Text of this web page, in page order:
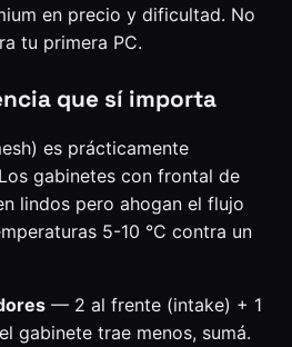
en precio y dificultad. No
tu primera PC.
que sí importa
es prácticamente
gabinetes con frontal de
lindos pero ahogan el flujo
5-10 °C contra un
— 2 al frente (intake) + 1
gabinete trae menos, sumá.